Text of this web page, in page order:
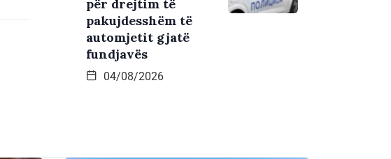
për drejtim të
pakujdesshëm të
automjetit gjatë
fundjavës
04/08/2026